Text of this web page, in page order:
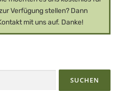
Verfügung stellen? Dann
mit uns auf. Danke!